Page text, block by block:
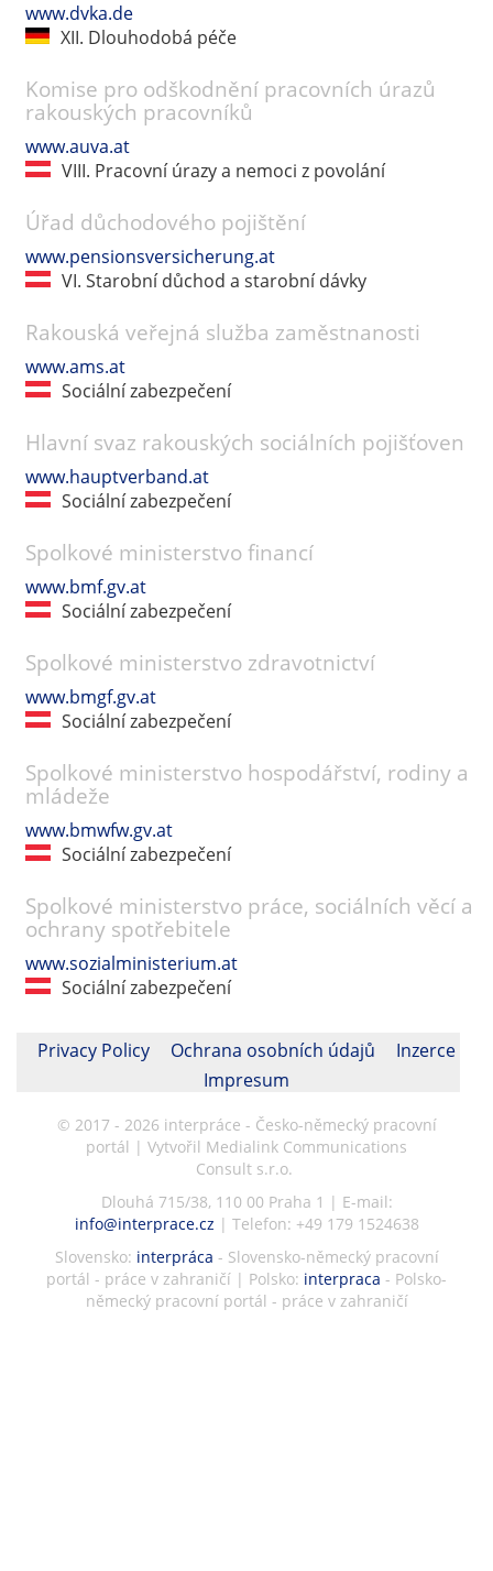
www.dvka.de
XII. Dlouhodobá péče
Komise pro odškodnění pracovních úrazů
rakouských pracovníků
www.auva.at
VIII. Pracovní úrazy a nemoci z povolání
Úřad důchodového pojištění
www.pensionsversicherung.at
VI. Starobní důchod a starobní dávky
Rakouská veřejná služba zaměstnanosti
www.ams.at
Sociální zabezpečení
Hlavní svaz rakouských sociálních pojišťoven
www.hauptverband.at
Sociální zabezpečení
Spolkové ministerstvo financí
www.bmf.gv.at
Sociální zabezpečení
Spolkové ministerstvo zdravotnictví
www.bmgf.gv.at
Sociální zabezpečení
Spolkové ministerstvo hospodářství, rodiny a
mládeže
www.bmwfw.gv.at
Sociální zabezpečení
Spolkové ministerstvo práce, sociálních věcí a
ochrany spotřebitele
www.sozialministerium.at
Sociální zabezpečení
Privacy Policy Ochrana osobních údajů
Inzerce
Impresum
© 2017 - 2026 interpráce - Česko-německý pracovní
portál | Vytvořil Medialink Communications
Consult s.r.o.
Dlouhá 715/38, 110 00 Praha 1 | E-mail:
info@interprace.cz | Telefon: +49 179 1524638
Slovensko: interpráca - Slovensko-německý pracovní
portál - práce v zahraničí | Polsko: interpraca - Polsko-
německý pracovní portál - práce v zahraničí